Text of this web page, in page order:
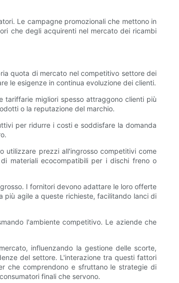
Le campagne promozionali che mettono in
che degli acquirenti nel mercato dei ricambi
quota di mercato nel competitivo settore dei
le esigenze in continua evoluzione dei clienti.
tariffarie migliori spesso attraggono clienti più
o la reputazione del marchio.
per ridurre i costi e soddisfare la domanda
utilizzare prezzi all'ingrosso competitivi come
materiali ecocompatibili per i dischi freno o
I fornitori devono adattare le loro offerte
più agile a queste richieste, facilitando lanci di
l'ambiente competitivo. Le aziende che
influenzando la gestione delle scorte,
del settore. L'interazione tra questi fattori
che comprendono e sfruttano le strategie di
finali che servono.